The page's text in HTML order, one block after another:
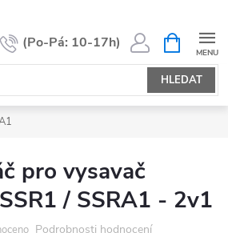
HLEDAT
NÁKUPNÍ
KOŠÍK
pro vysavač
/ SSRA1 - 2v1
Podrobnosti hodnocení